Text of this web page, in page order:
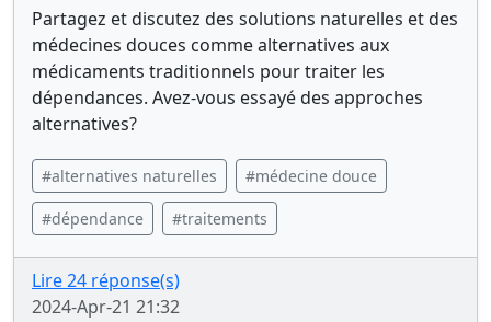
Partagez et discutez des solutions naturelles et des
médecines douces comme alternatives aux
médicaments traditionnels pour traiter les
dépendances. Avez-vous essayé des approches
alternatives?
#alternatives naturelles #médecine douce
#dépendance #traitements
Lire 24 réponse(s)
2024-Apr-21 21:32